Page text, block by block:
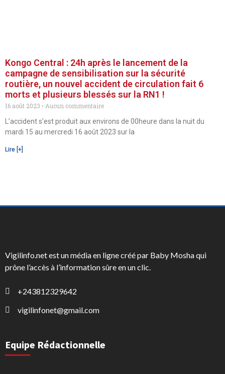
Kongo Central : 24h après le lancement de la
campagne de sensibilisation sur la sécurité
routière, un nouvel accident de circulation fait 6
morts et plusieurs blessés sur la RN1 !
16 août 2023
Aucun commentaire
L’accident s’est produit aux environs de 00heure dans la nuit du
mardi 15 au mercredi 16 août 2023 sur la
Lire [+]
Vigilinfo.net est un média en ligne créé par Baby Mosha qui
prône l’accès à l’information sûre en un clic.
+243812329642
vigilinfonet@gmail.com
Equipe Rédactionnelle